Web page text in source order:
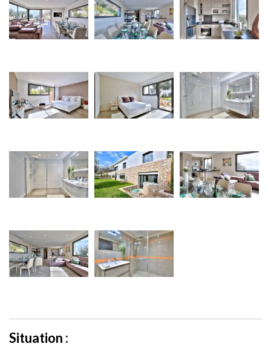
Situation :